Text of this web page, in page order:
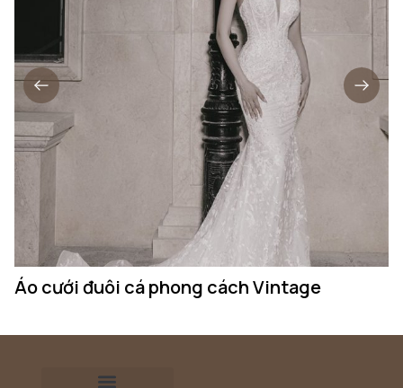
Áo cưới đuôi cá phong cách Vintage